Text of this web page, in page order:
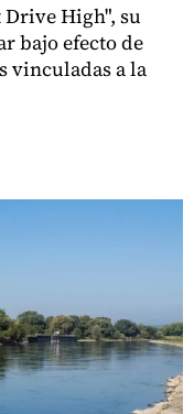
High", su
bajo efecto de
vinculadas a la